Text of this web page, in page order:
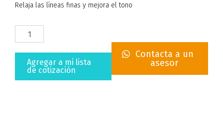
Relaja las líneas finas y mejora el tono
MASCARILLA
Agregar a mi lista
de cotización
Contacta a un
asesor